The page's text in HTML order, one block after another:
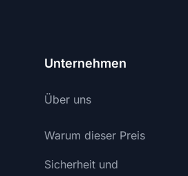
Unternehmen
Über uns
Warum dieser Preis
Sicherheit und